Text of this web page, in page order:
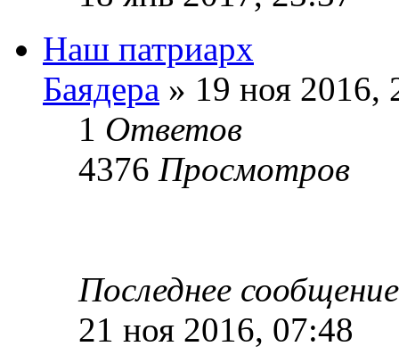
Наш патриарх
Баядера » 19 ноя 2016,
1 Ответов
4376 Просмотров
Последнее
21 ноя 2016, 07:48